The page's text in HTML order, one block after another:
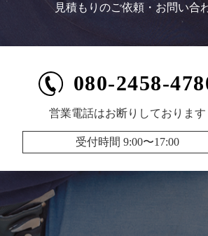
見積もりのご依頼・お問い合
080-2458-
営業電話はお断りしております
受付時間 9:00〜17:00